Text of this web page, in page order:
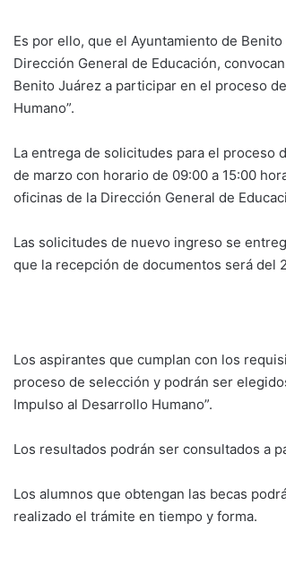
Es por ello, que el Ayuntamiento de
Dirección General de Educación,
Benito Juárez a participar en el proceso
Humano”.
La entrega de solicitudes para el proceso
de marzo con horario de 09:00 a 15:00
oficinas de la Dirección General de
Las solicitudes de nuevo ingreso se
que la recepción de documentos será del
Los aspirantes que cumplan con los
proceso de selección y podrán ser
Impulso al Desarrollo Humano”.
Los resultados podrán ser consultados a
Los alumnos que obtengan las becas
realizado el trámite en tiempo y forma.